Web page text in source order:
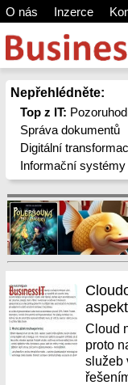
O nás Inzerce
Nepřehlédněte:
Top z IT:
Správa dokumentů
Digitální
Informační systémy
Cloud
proto
služeb